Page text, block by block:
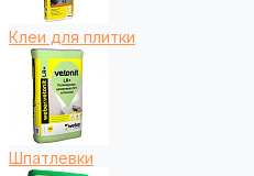
Клеи для плитки
Шпатлевки